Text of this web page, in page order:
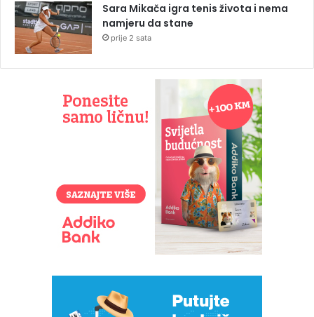
Sara Mikača igra tenis života i nema
namjeru da stane
prije 2 sata